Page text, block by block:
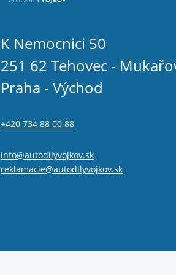
K Nemocnici 50
251 62 Tehovec -
Praha - Východ
+420 734 88 00 88
info@autodilyvojkov.sk
reklamacie@autodilyvojkov.sk